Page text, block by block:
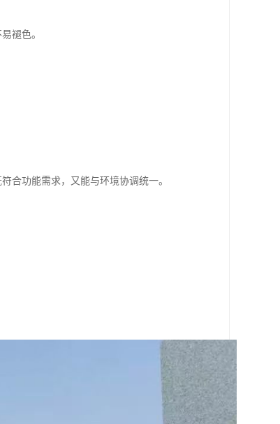
褪色。
合功能需求，又能与环境协调统一。